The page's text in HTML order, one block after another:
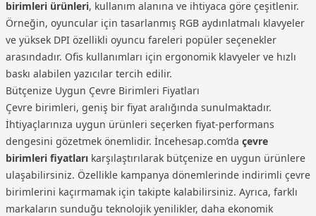
birimleri ürünleri, kullanım alanına ve ihtiyaca göre çeşitlenir.
Örneğin, oyuncular için tasarlanmış RGB aydınlatmalı klavyeler
ve yüksek DPI özellikli oyuncu fareleri popüler seçenekler
arasındadır. Ofis kullanımları için ergonomik klavyeler ve hızlı
baskı alabilen yazıcılar tercih edilir.
Bütçenize Uygun Çevre Birimleri Fiyatları
Çevre birimleri, geniş bir fiyat aralığında sunulmaktadır.
İhtiyaçlarınıza uygun ürünleri seçerken fiyat-performans
dengesini gözetmek önemlidir. İncehesap.com’da çevre
birimleri fiyatları karşılaştırılarak bütçenize en uygun ürünlere
ulaşabilirsiniz. Özellikle kampanya dönemlerinde indirimli çevre
birimlerini kaçırmamak için takipte kalabilirsiniz. Ayrıca, farklı
markaların sunduğu teknolojik yenilikler, daha ekonomik